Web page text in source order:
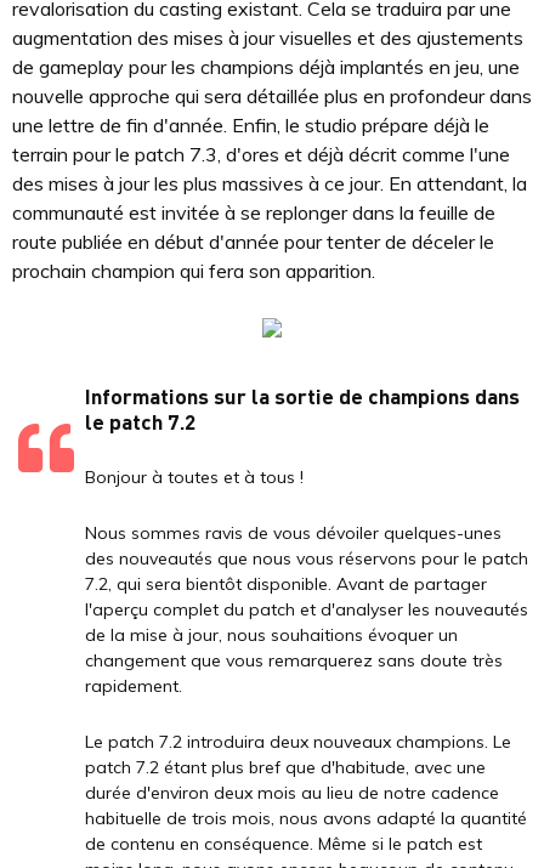
revalorisation du casting existant. Cela se traduira par une
augmentation des mises à jour visuelles et des ajustements
de gameplay pour les champions déjà implantés en jeu, une
nouvelle approche qui sera détaillée plus en profondeur dans
une lettre de fin d'année. Enfin, le studio prépare déjà le
terrain pour le patch 7.3, d'ores et déjà décrit comme l'une
des mises à jour les plus massives à ce jour. En attendant, la
communauté est invitée à se replonger dans la feuille de
route publiée en début d'année pour tenter de déceler le
prochain champion qui fera son apparition.
Informations sur la sortie de champions dans
le patch 7.2
Bonjour à toutes et à tous !
Nous sommes ravis de vous dévoiler quelques-unes
des nouveautés que nous vous réservons pour le patch
7.2, qui sera bientôt disponible. Avant de partager
l'aperçu complet du patch et d'analyser les nouveautés
de la mise à jour, nous souhaitions évoquer un
changement que vous remarquerez sans doute très
rapidement.
Le patch 7.2 introduira deux nouveaux champions. Le
patch 7.2 étant plus bref que d'habitude, avec une
durée d'environ deux mois au lieu de notre cadence
habituelle de trois mois, nous avons adapté la quantité
de contenu en conséquence. Même si le patch est